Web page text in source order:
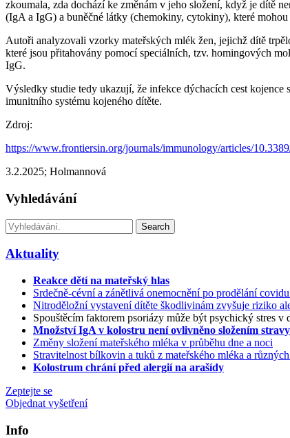
zkoumala, zda dochází ke změnám v jeho složení, když je dítě
(IgA a IgG) a buněčné látky (chemokiny, cytokiny), které
Autoři analyzovali vzorky mateřských mlék žen, jejichž dítě
které jsou přitahovány pomocí speciálních, tzv. homingových
IgG.
Výsledky studie tedy ukazují, že infekce dýchacích cest
imunitního systému kojeného dítěte.
Zdroj:
https://www.frontiersin.org/journals/immunology/articles/
3.2.2025; Holmannová
Vyhledávání
Search
Aktuality
Reakce dětí na mateřský hlas
Srdečně-cévní a zánětlivá onemocnění po prodělání
Nitroděložní vystavení dítěte škodlivinám zvyšuje riziko
Spouštěcím faktorem psoriázy může být psychický stres v
Množství IgA v kolostru není ovlivněno složením
Změny složení mateřského mléka v průběhu dne a noci
Stravitelnost bílkovin a tuků z mateřského mléka a
Kolostrum chrání před alergií na arašídy
Zeptejte se
Objednat vyšetření
Info